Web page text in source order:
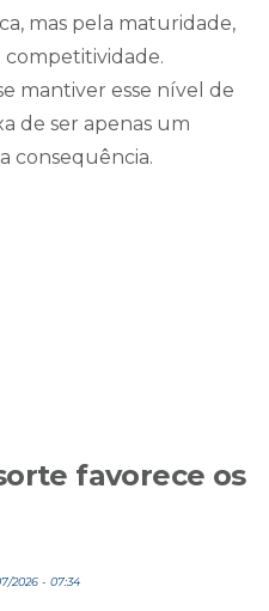
mas pela maturidade,
competitividade.
mantiver esse nível de
de ser apenas um
consequência.
favorece os
2026 - 07:34